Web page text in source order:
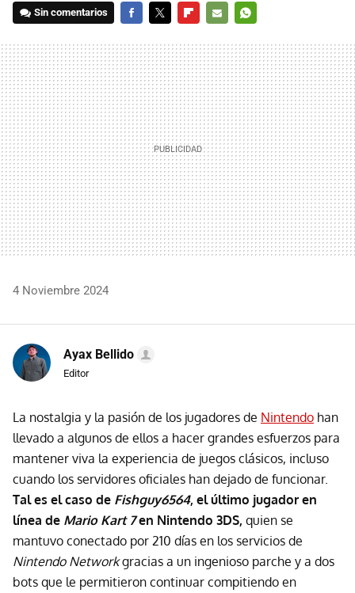
Sin comentarios
MAIL
4 Noviembre 2024
Ayax Bellido
Editor
La nostalgia y la pasión de los jugadores de Nintendo han
llevado a algunos de ellos a hacer grandes esfuerzos para
mantener viva la experiencia de juegos clásicos, incluso
cuando los servidores oficiales han dejado de funcionar.
Tal es el caso de Fishguy6564, el último jugador en
línea de Mario Kart 7en Nintendo 3DS, quien se
mantuvo conectado por 210 días en los servicios de
Nintendo Networkgracias a un ingenioso parche y a dos
bots que le permitieron continuar compitiendo en